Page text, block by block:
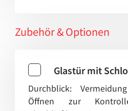
Zubehör & Optionen
Glastür mit
Durchblick:
Öffnen zur